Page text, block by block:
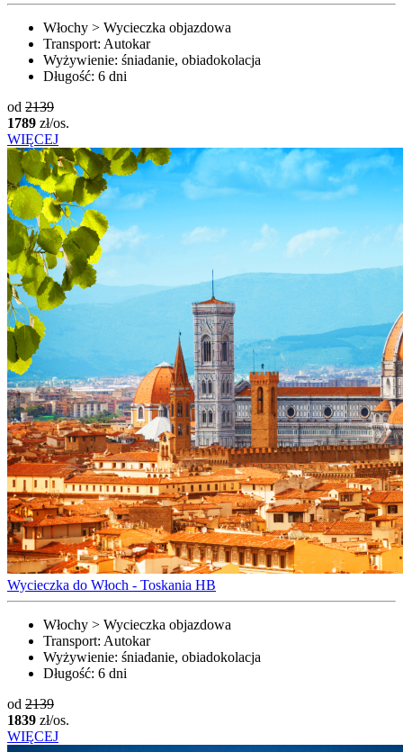
Włochy > Wycieczka objazdowa
Transport: Autokar
Wyżywienie: śniadanie, obiadokolacja
Długość: 6 dni
od 2139
1789 zł/os.
WIĘCEJ
Wycieczka do Włoch - Toskania HB
Włochy > Wycieczka objazdowa
Transport: Autokar
Wyżywienie: śniadanie, obiadokolacja
Długość: 6 dni
od 2139
1839 zł/os.
WIĘCEJ